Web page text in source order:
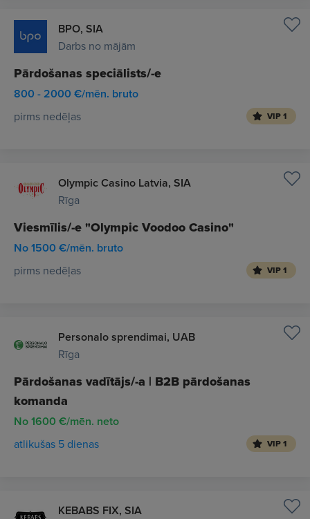
BPO, SIA
Darbs no mājām
Pārdošanas speciālists/-e
800 - 2000 €/mēn. bruto
pirms nedēļas VIP 1
Olympic Casino Latvia, SIA
Rīga
Viesmīlis/-e "Olympic Voodoo Casino"
No 1500 €/mēn. bruto
pirms nedēļas VIP 1
Personalo sprendimai, UAB
Rīga
Pārdošanas vadītājs/-a | B2B pārdošanas
komanda
No 1600 €/mēn. neto
atlikušas 5 dienas VIP 1
KEBABS FIX, SIA